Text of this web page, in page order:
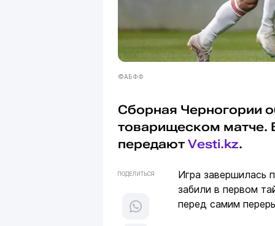
©АБФФ
Сборная Черногории
товарищеском матче.
передают Vesti.kz.
ПОДЕЛИТЬСЯ
Игра завершилась
забили в первом
перед самим